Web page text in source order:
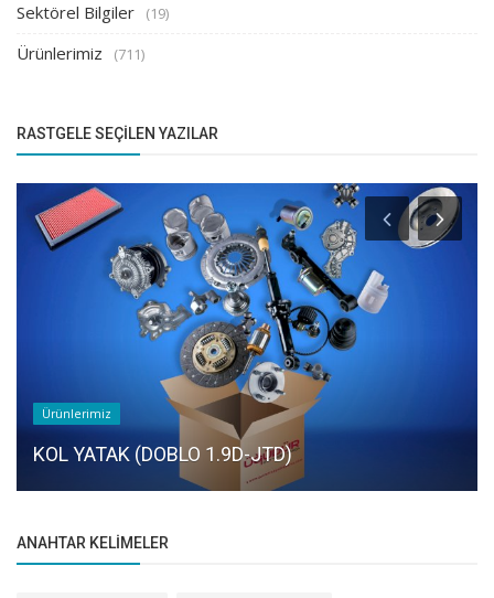
Sektörel Bilgiler (19)
Ürünlerimiz (711)
RASTGELE SEÇILEN YAZILAR
Ürünlerimiz
KOL YATAK (DOBLO 1.9D-JTD)
ANAHTAR KELIMELER